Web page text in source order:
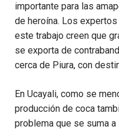
importante para las
de heroína. Los
este trabajo creen que
se exporta de
cerca de Piura, con
En Ucayali, como se
producción de coca
problema que se suma